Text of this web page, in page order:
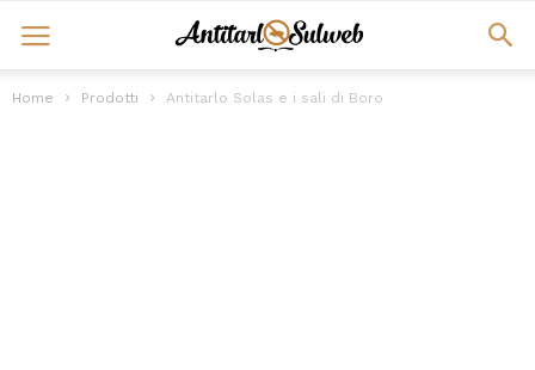
Home Prodotti Antitarlo Solas e i sali di Boro